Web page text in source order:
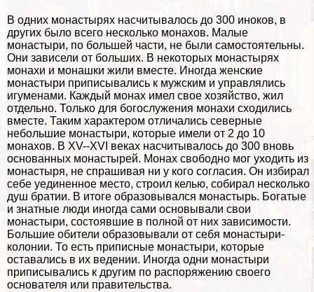
В одних монастырях насчитывалось до 300 иноков, в
других было всего несколько монахов. Малые
монастыри, по большей части, не были самостоятельны.
Они зависели от больших. В некоторых монастырях
монахи и монашки жили вместе. Иногда женские
монастыри приписывались к мужским и управлялись
игуменами. Каждый монах имел свое хозяйство, жил
отдельно. Только для богослужения монахи сходились
вместе. Таким хаpaктером отличались северные
небольшие монастыри, которые имели от 2 до 10
монахов. В XV--XVI веках насчитывалось до 300 вновь
основанных монастырей. Монах свободно мог уходить из
монастыря, не спрашивая ни у кого согласия. Он избирал
себе уединенное место, строил келью, собирал несколько
душ братии. В итоге образовывался монастырь. Богатые
и знатные люди иногда сами основывали свои
монастыри, состоявшие в полной от них зависимости.
Большие обители образовывали от себя монастыри-
колонии. То есть приписные монастыри, которые
оставались в их ведении. Иногда одни монастыри
приписывались к другим по распоряжению своего
основателя или правительства.